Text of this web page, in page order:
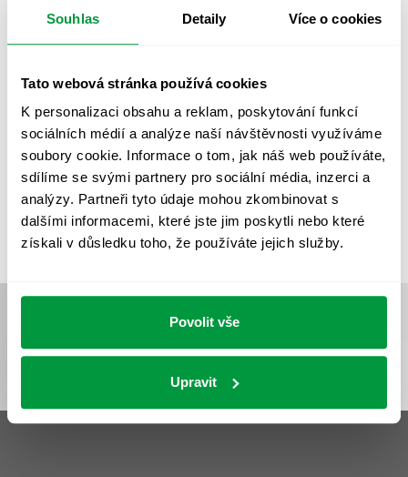
Souhlas Detaily Více o cookies
Tato webová stránka používá cookies
K personalizaci obsahu a reklam, poskytování funkcí
sociálních médií a analýze naší návštěvnosti využíváme
soubory cookie. Informace o tom, jak náš web používáte,
sdílíme se svými partnery pro sociální média, inzerci a
analýzy. Partneři tyto údaje mohou zkombinovat s
dalšími informacemi, které jste jim poskytli nebo které
získali v důsledku toho, že používáte jejich služby.
Povolit vše
Upravit
VÝPOČET OSVĚTLENÍ VÝPOČET ZASTÍNĚNÍ
VÝPOČTY A NÁVRHY
ZKOUŠKY NOUZOVÉHO OSVĚTLENÍ